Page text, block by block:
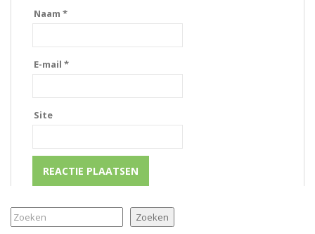
Naam *
E-mail *
Site
Zoeken Zoeken